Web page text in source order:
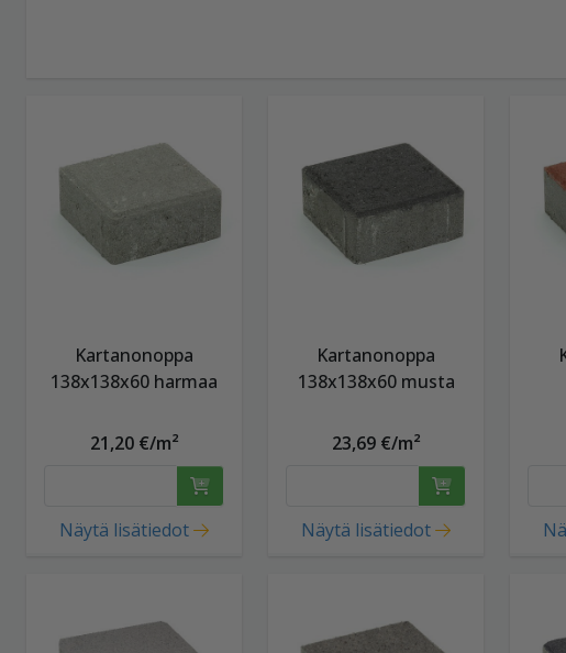
Kartanonoppa
138x138x60 harmaa
21,20 €/m²
Näytä lisätiedot
Kartanonoppa
138x138x60 musta
23,69 €/m²
Näytä lisätiedot